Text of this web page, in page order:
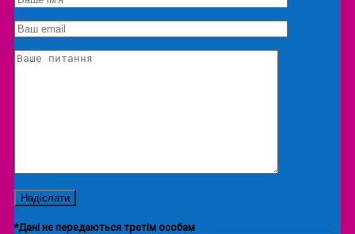
Екскурсія/локація
*Дані не передаються третім особам